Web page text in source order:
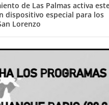
de Las Palmas activa
dispositivo especial para los
Lorenzo